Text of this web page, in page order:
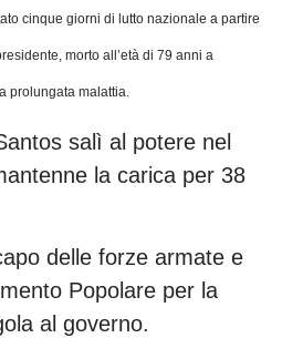
cinque giorni di lutto nazionale a partire
morto all’età di 79 anni a
prolungata malattia.
salì al potere nel
la carica per 38
delle forze armate e
Popolare per la
al governo.